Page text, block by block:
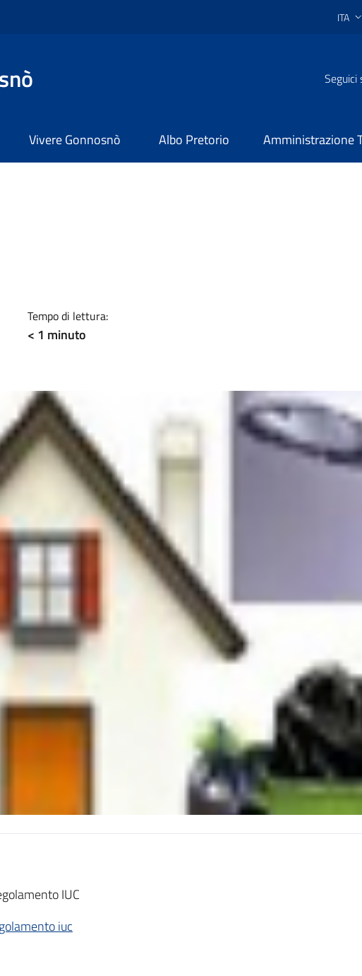
ITA
Seguici
Vivere Gonnosnò Albo Pretorio Amministrazione
Tempo di lettura:
< 1 minuto
IUC
iuc